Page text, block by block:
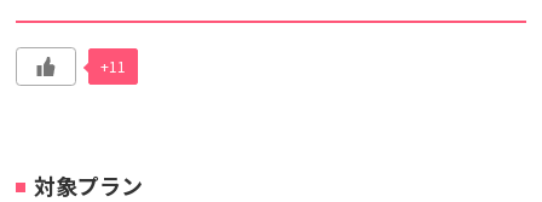
動画マニュアル
個人情報保護のため、お名前や連絡先、会員IDを入力しないでください。
サイト内検索について
+11
対象プラン